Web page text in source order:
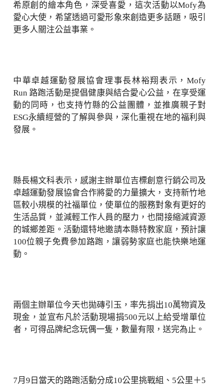
希原創的繪本角色，深受喜愛，這次活動以Mofy為
愛心大使，希望透過可愛形象來創造更多話題，吸引
更多人關注公益事業。
中華卓越運動發展協會理事長林裕翔表示，Mofy
Run 路跑活動是提倡健康與結合愛心公益，在享受運
動的同時，也支持竹縣的公益團體，並推廣親子對
ESG永續經營的了解與參與，深化重視在地的福利與
發展。
縣長楊文科表示，感謝主辦單位吉標創意行銷公司及
卓越運動發展協會合作將愛的力量擴大，支持新竹地
區較小規模的社福單位，使單位的服務對象有更好的
生活品質，並減輕工作人員的壓力，也間接縮減資源
的城鄉差距。活動還特地邀請本縣特教家庭，預計讓
100位親子免費參加路跑，讓弱勢家庭也能快樂地運
動。
兩個主辦單位今天也拋磚引玉，率先捐出10萬物資及
現金，並宣布凡於活動現場捐500元以上給受增單位
者，可得品牌紀念玩偶一隻，數量有限，送完為止。
7月9日當天的路跑活動分成10公里挑戰組、5公里＋5